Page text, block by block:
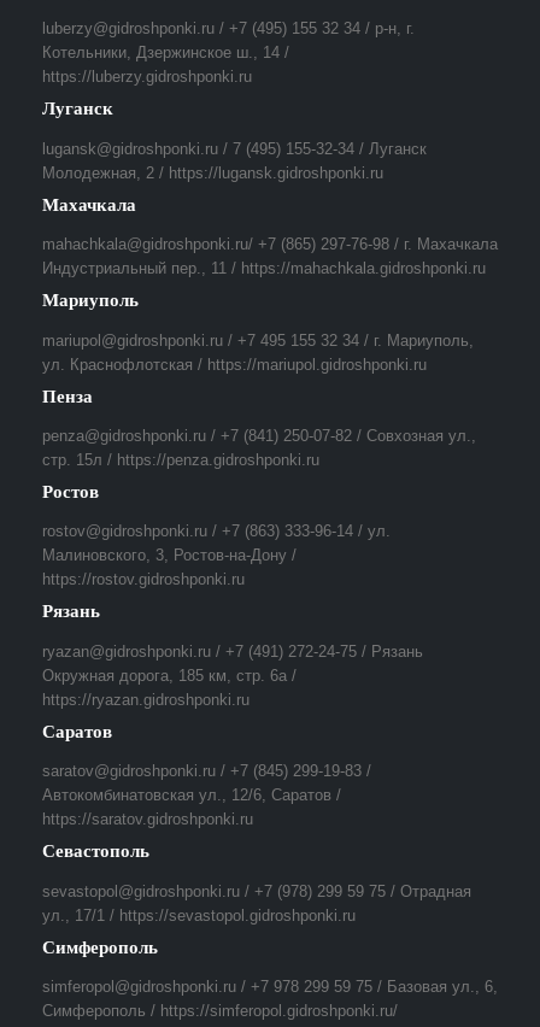
luberzy@gidroshponki.ru / +7 (495) 155 32 34 / р-н, г.
Котельники, Дзержинское ш., 14 /
https://luberzy.gidroshponki.ru
Луганск
lugansk@gidroshponki.ru / 7 (495) 155-32-34 / Луганск
Молодежная, 2 / https://lugansk.gidroshponki.ru
Махачкала
mahachkala@gidroshponki.ru/ +7 (865) 297-76-98 / г. Махачкала
Индустриальный пер., 11 / https://mahachkala.gidroshponki.ru
Мариуполь
mariupol@gidroshponki.ru / +7 495 155 32 34 / г. Мариуполь,
ул. Краснофлотская / https://mariupol.gidroshponki.ru
Пенза
penza@gidroshponki.ru / +7 (841) 250-07-82 / Совхозная ул.,
стр. 15л / https://penza.gidroshponki.ru
Ростов
rostov@gidroshponki.ru / +7 (863) 333-96-14 / ул.
Малиновского, 3, Ростов-на-Дону /
https://rostov.gidroshponki.ru
Рязань
ryazan@gidroshponki.ru / +7 (491) 272-24-75 / Рязань
Окружная дорога, 185 км, стр. 6а /
https://ryazan.gidroshponki.ru
Саратов
saratov@gidroshponki.ru / +7 (845) 299-19-83 /
Автокомбинатовская ул., 12/6, Саратов /
https://saratov.gidroshponki.ru
Севастополь
sevastopol@gidroshponki.ru / +7 (978) 299 59 75 / Отрадная
ул., 17/1 / https://sevastopol.gidroshponki.ru
Симферополь
simferopol@gidroshponki.ru / +7 978 299 59 75 / Базовая ул., 6,
Симферополь / https://simferopol.gidroshponki.ru/